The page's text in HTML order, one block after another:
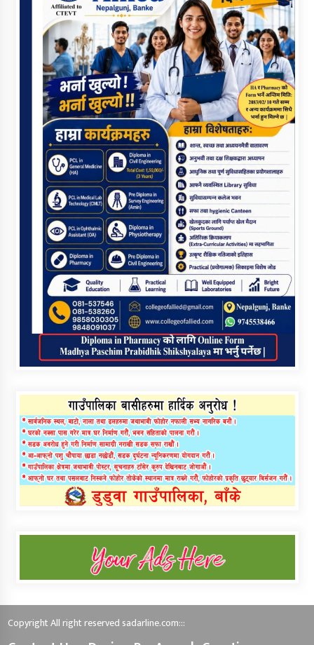
Copyright All right reserved sadarline.com:::